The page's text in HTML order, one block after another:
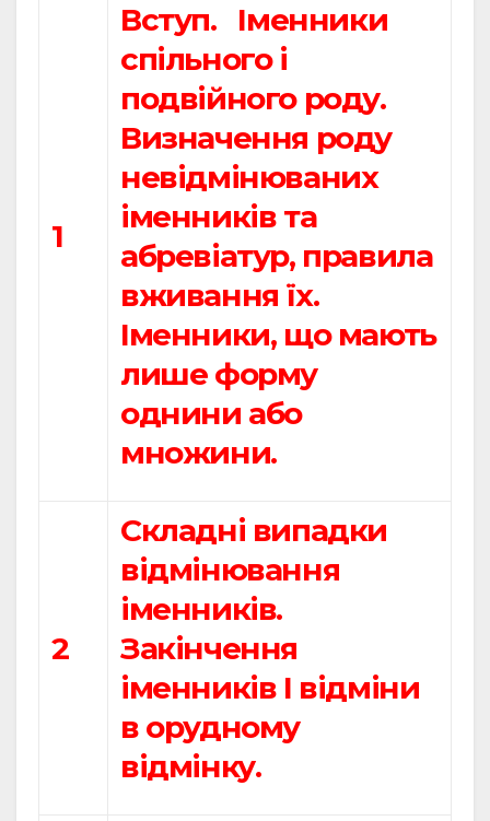
1
Вступ. Іменники
спільного і
подвійного роду.
Визначення роду
невідмінюваних
іменників та
абревіатур, правила
вживання їх.
Іменники, що мають
лише форму
однини або
множини.
2
Складні випадки
відмінювання
іменників.
Закінчення
іменників І відміни
в орудному
відмінку.